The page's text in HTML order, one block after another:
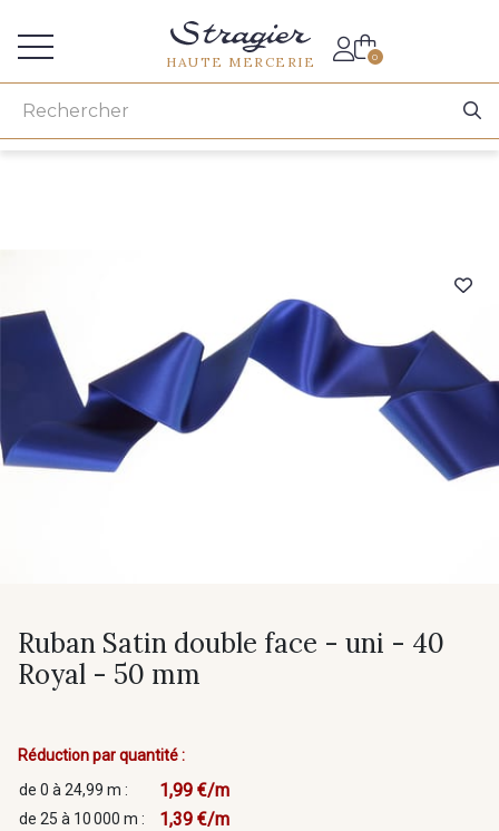
HAUTE MERCERIE 0
Ruban Satin double face - uni - 40
Royal - 50 mm
Réduction par quantité :
de 0 à 24,99 m :
1,99 €/m
de 25 à 10 000 m : 1,39 €/m